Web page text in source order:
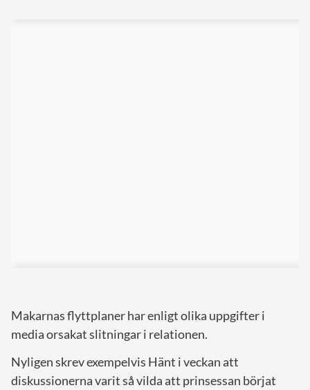
Makarnas flyttplaner har enligt olika uppgifter i
media orsakat slitningar i relationen.
Nyligen skrev exempelvis Hänt i veckan att
diskussionerna varit så vilda att prinsessan börjat